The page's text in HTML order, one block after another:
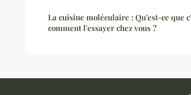
La cuisine moléculaire : Qu'est-ce que
comment l'essayer chez vous ?